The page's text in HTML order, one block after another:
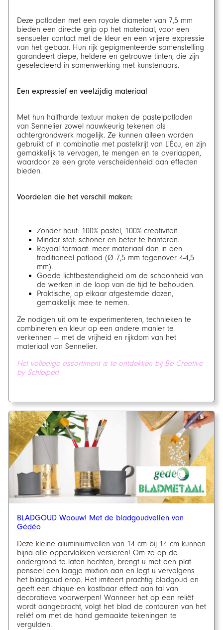
Deze potloden met een royale diameter van 7,5 mm
bieden een directe grip op het materiaal, voor een
sensueler contact met de kleur en een vrijere expressie
van het gebaar. Hun rijk gepigmenteerde samenstelling
garandeert diepe, heldere en getrouwe tinten, die zijn
geselecteerd in samenwerking met kunstenaars.
Een expressief en veelzijdig materiaal
Met hun halfharde textuur maken de pastelpotloden
van Sennelier zowel nauwkeurig tekenen als
achtergrondwerk mogelijk. Ze kunnen alleen worden
gebruikt of in combinatie met pastelkrijt van L'Écu, en zijn
gemakkelijk te vervagen, te mengen en te overlappen,
waardoor ze een grote verscheidenheid aan effecten
bieden.
Voordelen die het verschil maken:
Zonder hout: 100% pastel, 100% creativiteit.
Minder stof: schoner en beter te hanteren.
Royaal formaat: meer materiaal dan in een
traditioneel potlood (Ø 7,5 mm tegenover 4-4,5
mm).
Goede lichtbestendigheid om de schoonheid van
de werken in de loop van de tijd te behouden.
Praktische, op elkaar afgestemde dozen,
gemakkelijk mee te nemen.
Ze nodigen uit om te experimenteren, technieken te
combineren en kleur op een andere manier te
verkennen — met de vrijheid en rijkdom van het
materiaal van Sennelier.
Het volledige assortiment is te ontdekken bij Be Creative
by Schleiper!
BLADGOUD Waouw! Met de bladgoudvellen van
Gédéo
Deze kleine aluminiumvellen van 14 cm bij 14 cm kunnen
bijna alle oppervlakken versieren! Om ze op de
ondergrond te laten hechten, brengt u met een plat
penseel een laagje mixtion aan en legt u vervolgens
het bladgoud erop. Het imiteert prachtig bladgoud en
geeft een chique en kostbaar effect aan tal van
decoratieve voorwerpen! Wanneer het op een reliëf
wordt aangebracht, volgt het blad de contouren van het
reliëf om met de hand gemaakte tekeningen te
vergulden.